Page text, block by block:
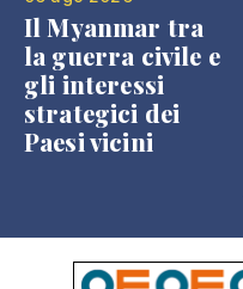
Il Myanmar tra
la guerra civile e
gli interessi
strategici dei
Paesi vicini